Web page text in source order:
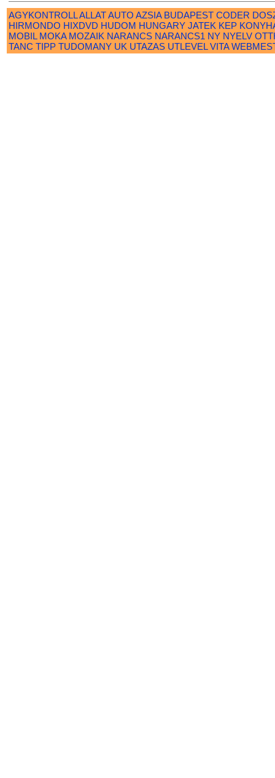
AGYKONTROLLALLATAUTO AZSIA BUDAPEST CODER
HIRMONDO HIXDVD HUDOM HUNGARY JATEK KEP
MOBIL MOKA MOZAIK NARANCS NARANCS1 NY NYELV
TANC TIPP TUDOMANY UK UTAZAS UTLEVEL VITA